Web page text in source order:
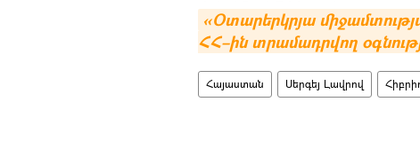
«Օտարերկրյա
ՀՀ–ին տրամադրվող
Հայաստան Սերգեյ Լավրով